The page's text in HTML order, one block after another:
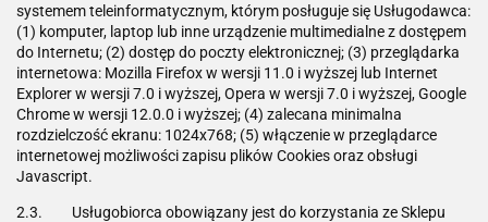
systemem teleinformatycznym, którym posługuje się Usługodawca:
(1) komputer, laptop lub inne urządzenie multimedialne z dostępem
do Internetu; (2) dostęp do poczty elektronicznej; (3) przeglądarka
internetowa: Mozilla Firefox w wersji 11.0 i wyższej lub Internet
Explorer w wersji 7.0 i wyższej, Opera w wersji 7.0 i wyższej, Google
Chrome w wersji 12.0.0 i wyższej; (4) zalecana minimalna
rozdzielczość ekranu: 1024x768; (5) włączenie w przeglądarce
internetowej możliwości zapisu plików Cookies oraz obsługi
Javascript.
2.3. Usługobiorca obowiązany jest do korzystania ze Sklepu